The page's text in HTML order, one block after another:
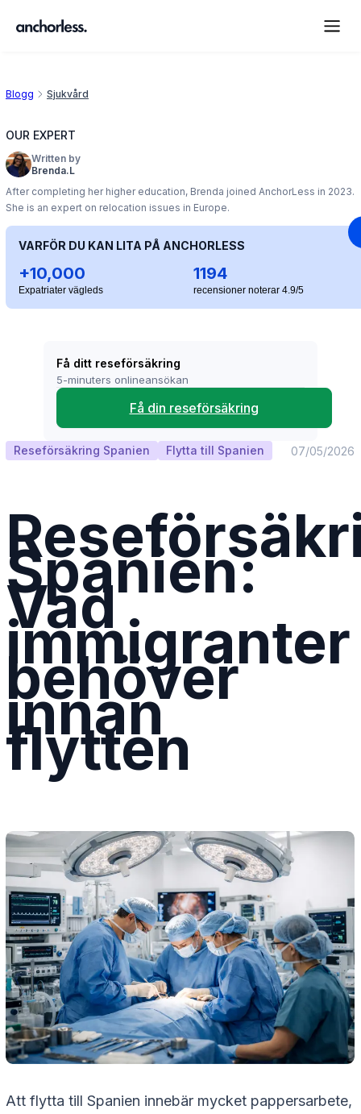
Blogg Sjukvård
OUR EXPERT
Written by
Brenda.L
After completing her higher education, Brenda joined AnchorLess in 2023.
She is an expert on relocation issues in Europe.
VARFÖR DU KAN LITA PÅ ANCHORLESS
+10,000
Expatriater vägleds
1194
recensioner noterar 4.9/5
Få ditt reseförsäkring
5-minuters onlineansökan
Få din reseförsäkring
Reseförsäkring Spanien Flytta till Spanien 07/05/2026
Spanien:
Vad
immigranter
behöver
innan
flytten
Att flytta till Spanien innebär mycket pappersarbete,